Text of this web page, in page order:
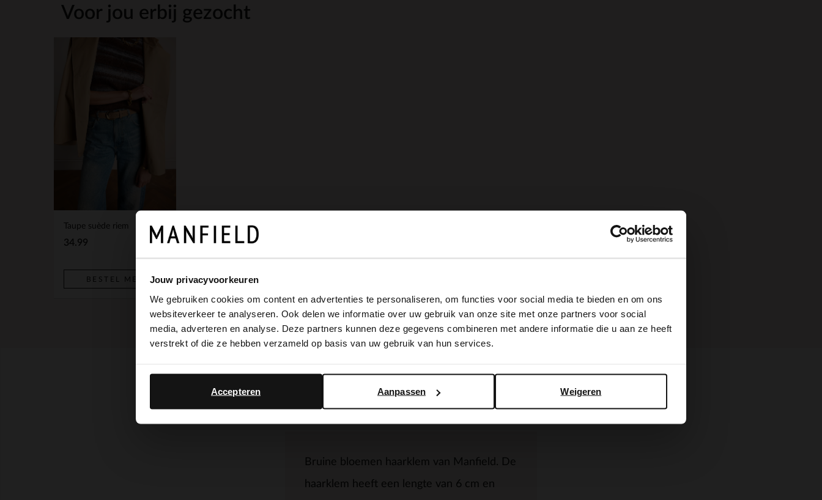
Jouw privacyvoorkeuren
We gebruiken cookies om content en advertenties te personaliseren, om functies voor social media te bieden en om ons
websiteverkeer te analyseren. Ook delen we informatie over uw gebruik van onze site met onze partners voor social
media, adverteren en analyse. Deze partners kunnen deze gegevens combineren met andere informatie die u aan ze heeft
verstrekt of die ze hebben verzameld op basis van uw gebruik van hun services.
Weigeren
Aanpassen
Accepteren
Voor jou erbij gezocht
Taupe suède riem
34.99
BESTEL MEE
Omschrijving
Bruine bloemen haarklem van Manfield. De
haarklem heeft een lengte van 6 cm en
×
It looks like your language isn't Dutch. Would you like to